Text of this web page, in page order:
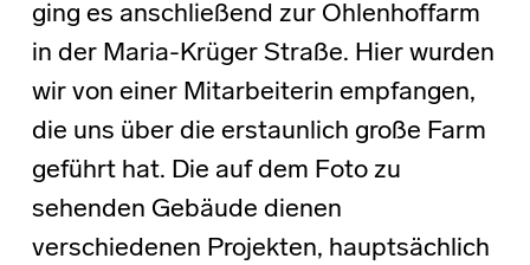
ging es anschließend zur Ohlenhoffarm
in der Maria-Krüger Straße. Hier wurden
wir von einer Mitarbeiterin empfangen,
die uns über die erstaunlich große Farm
geführt hat. Die auf dem Foto zu
sehenden Gebäude dienen
verschiedenen Projekten, hauptsächlich